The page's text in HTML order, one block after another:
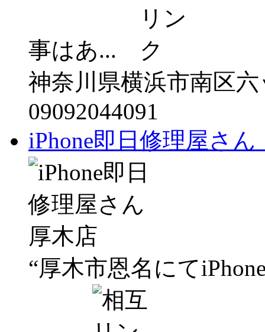
事はあ...
神奈川県横浜市南区
09092044091
iPhone即日修理屋さ
“厚木市恩名にて